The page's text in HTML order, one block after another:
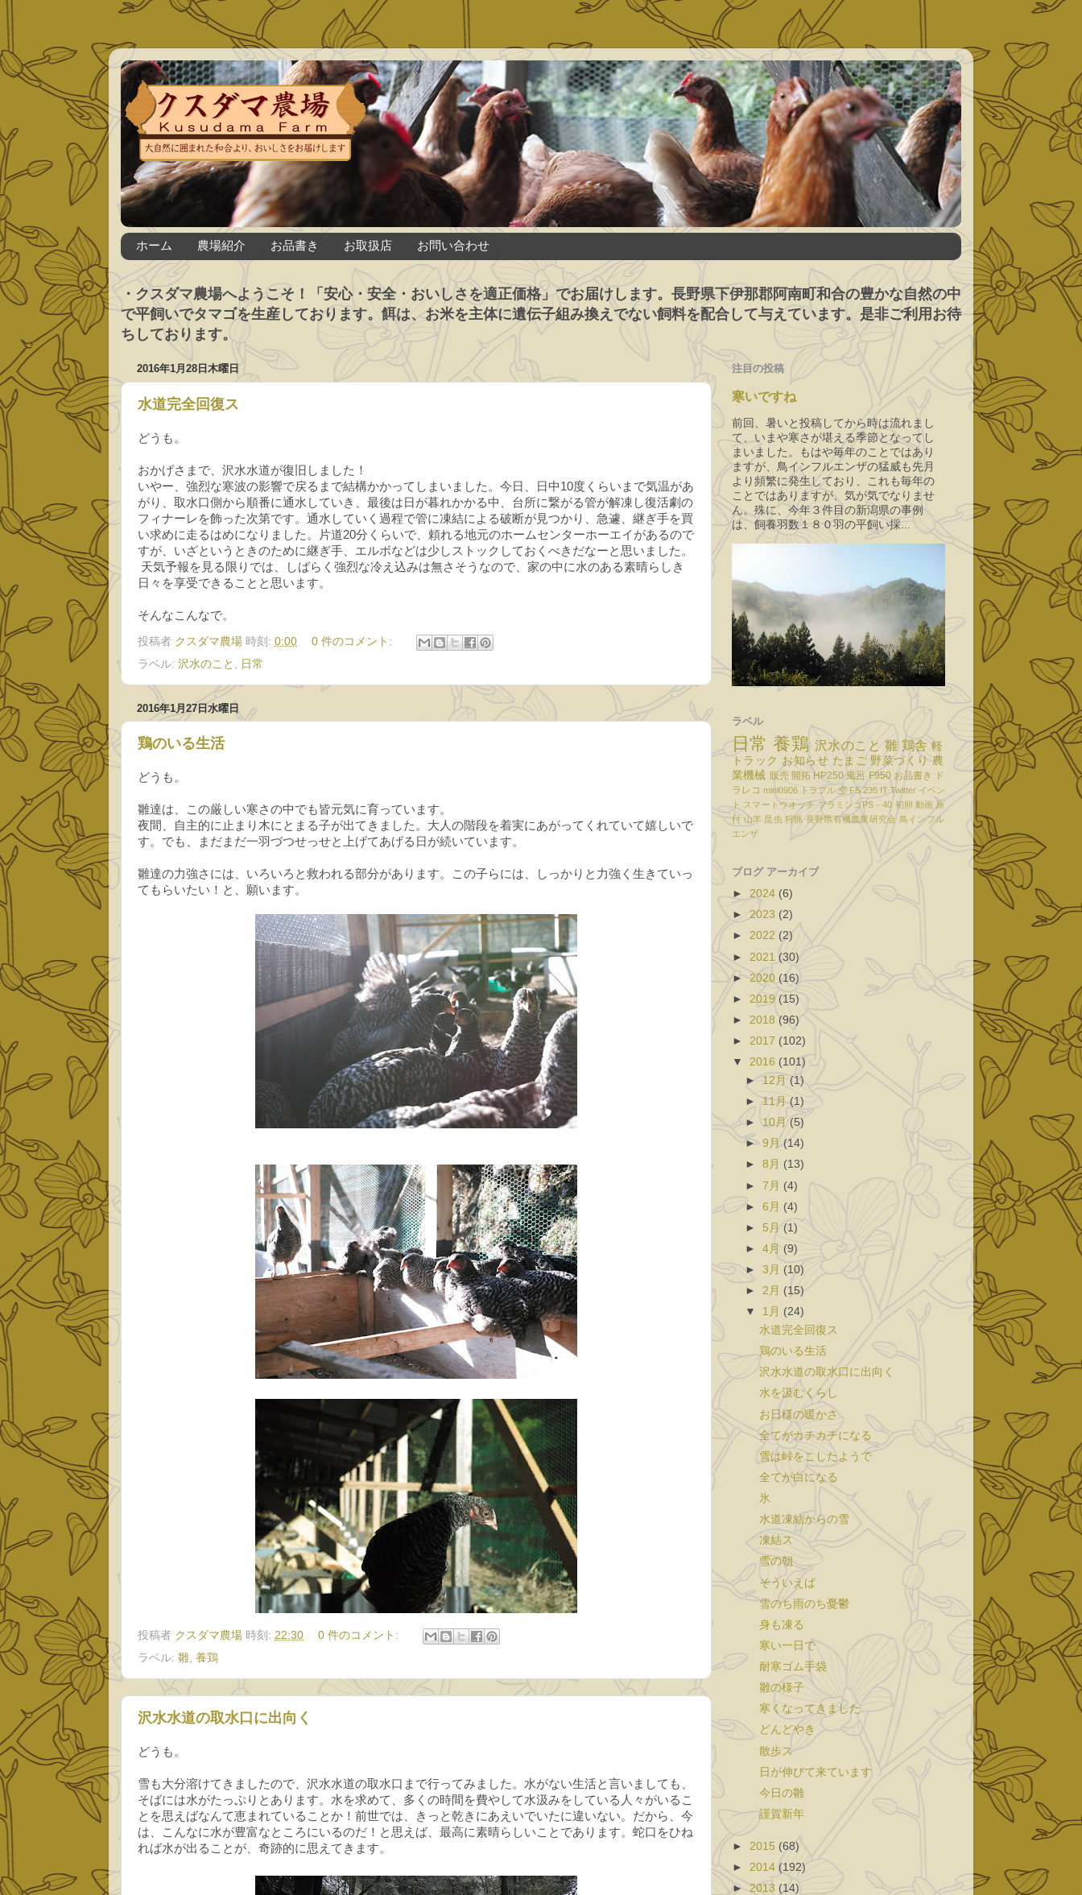
ホーム 農場紹介 お品書き お取扱店 お問い合わせ
・クスダマ農場へようこそ！「安心・安全・おいしさを適正価格」でお届けします。長野県下伊那郡阿南町和合の豊かな自然の中
で平飼いでタマゴを生産しております。餌は、お米を主体に遺伝子組み換えでない飼料を配合して与えています。是非ご利用お待
ちしております。
2016年1月28日木曜日
水道完全回復ス
どうも。
おかげさまで、沢水水道が復旧しました！
いやー、強烈な寒波の影響で戻るまで結構かかってしまいました。今日、日中10度くらいまで気温があ
がり、取水口側から順番に通水していき、最後は日が暮れかかる中、台所に繋がる管が解凍し復活劇の
フィナーレを飾った次第です。通水していく過程で管に凍結による破断が見つかり、急遽、継ぎ手を買
い求めに走るはめになりました。片道20分くらいで、頼れる地元のホームセンターホーエイがあるので
すが、いざというときのために継ぎ手、エルボなどは少しストックしておくべきだなーと思いました。
天気予報を見る限りでは、しばらく強烈な冷え込みは無さそうなので、家の中に水のある素晴らしき
日々を享受できることと思います。
そんなこんなで。
投稿者 クスダマ農場 時刻: 0:00
0 件のコメント:
ラベル: 沢水のこと 日常
2016年1月27日水曜日
鶏のいる生活
どうも。
雛達は、この厳しい寒さの中でも皆元気に育っています。
夜間、自主的に止まり木にとまる子が出てきました。大人の階段を着実にあがってくれていて嬉しいで
す。でも、まだまだ一羽づつせっせと上げてあげる日が続いています。
雛達の力強さには、いろいろと救われる部分があります。この子らには、しっかりと力強く生きていっ
てもらいたい！と、願います。
投稿者 クスダマ農場 時刻: 22:30
0 件のコメント:
ラベル: 雛 養鶏
沢水水道の取水口に出向く
どうも。
雪も大分溶けてきましたので、沢水水道の取水口まで行ってみました。水がない生活と言いましても、
そばには水がたっぷりとあります。水を求めて、多くの時間を費やして水汲みをしている人々がいるこ
とを思えばなんて恵まれていることか！前世では、きっと乾きにあえいでいたに違いない。だから、今
は、こんなに水が豊富なところにいるのだ！と思えば、最高に素晴らしいことであります。蛇口をひね
れば水が出ることが、奇跡的に思えてきます。
注目の投稿
寒いですね
前回、暑いと投稿してから時は流れまし
て、いまや寒さが堪える季節となってし
まいました。もはや毎年のことではあり
ますが、鳥インフルエンザの猛威も先月
より頻繁に発生しており、これも毎年の
ことではありますが、気が気でなりませ
ん。殊に、今年３件目の新潟県の事例
は、飼養羽数１８０羽の平飼い採...
ラベル
日常 養鶏 沢水のこと 雛 鶏舎 軽
トラック お知らせ たまご 野菜づくり 農
業機械 販売 開拓 HP250 風呂 F950 お品書き
ド
ラレコ mini0906 トラブル 空 FS 235 IT Twitter イベン
ト
スマートウオッチ フラミンゴPS－40 初卵 動画 原
付 山羊 昆虫 狩猟 長野県有機農業研究会 鳥インフル
エンザ
ブログ アーカイブ
► 2024 (6)
► 2023 (2)
► 2022 (2)
► 2021 (30)
►2020 (16)
► 2019 (15)
► 2018 (96)
► 2017 (102)
▼ 2016 (101)
► 12月 (1)
►11月(1)
► 10月(5)
►9月(14)
►8月 (13)
►7月 (4)
►6月 (4)
► 5月 (1)
►4月 (9)
►3月 (10)
►2月 (15)
▼ 1月 (24)
水道完全回復ス
鶏のいる生活
沢水水道の取水口に出向く
水を汲むくらし
お日様の暖かさ
全てがカチカチになる
雪は峠をこしたようで
全てが白になる
氷
水道凍結からの雪
凍結ス
雪の朝
そういえば
雪のち雨のち憂鬱
身も凍る
寒い一日で
耐寒ゴム手袋
雛の様子
寒くなってきました
どんどやき
散歩ス
日が伸びて来ています
今日の雛
謹賀新年
► 2015 (68)
► 2014 (192)
►2013 (14)